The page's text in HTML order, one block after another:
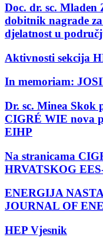
Doc. dr. sc.
dobitnik nagrade
djelatnost u
Aktivnosti sekcija
In memoriam:
Dr. sc. Minea Skok
CIGRÉ WIE nova
EIHP
Na stranicama
HRVATSKOG
ENERGIJA
JOURNAL OF
HEP Vjesnik